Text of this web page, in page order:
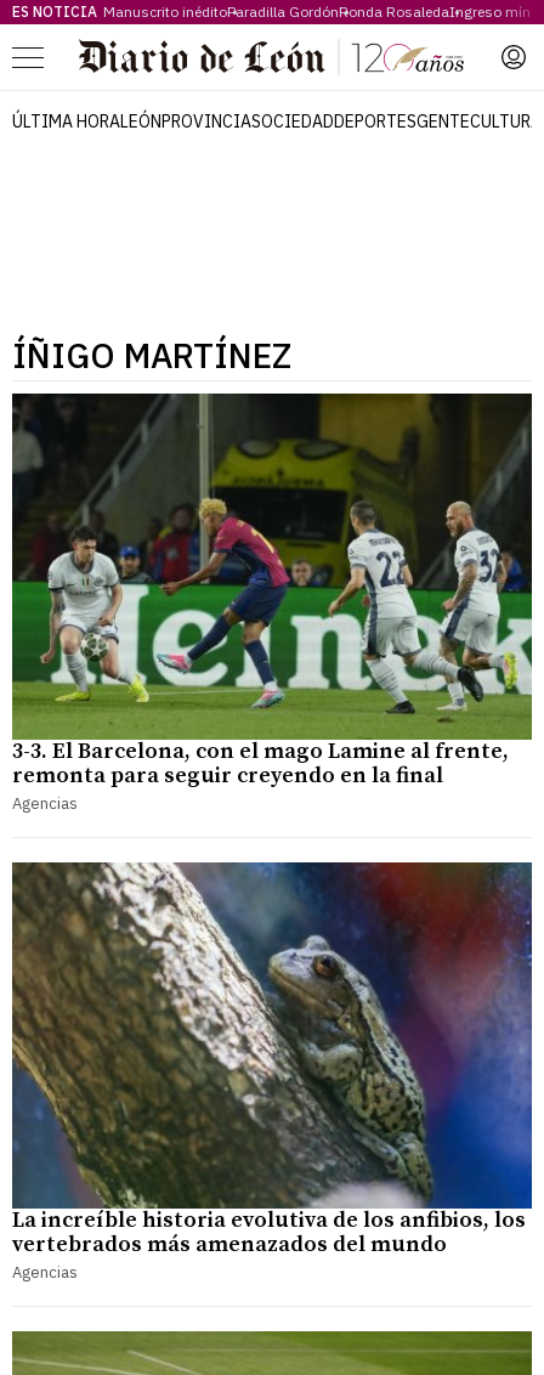
ES NOTICIA Manuscrito inéditoParadilla GordónRonda RosaledaIngreso
Menú
ÚLTIMA HORALEÓNPROVINCIASOCIEDADDEPORTESGENTECULTURA
ÍÑIGO MARTÍNEZ
3-3. El Barcelona, con el mago Lamine al frente,
remonta para seguir creyendo en la final
Agencias
La increíble historia evolutiva de los anfibios, los
vertebrados más amenazados del mundo
Agencias